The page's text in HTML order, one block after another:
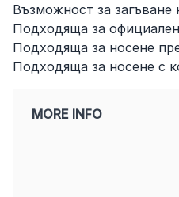
Възможност за загъване
Подходяща за
Подходяща за носене
Подходяща за носене с
MORE INFO